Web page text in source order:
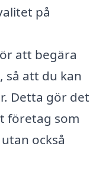
på
att begära
att du kan
Detta gör det
företag som
också